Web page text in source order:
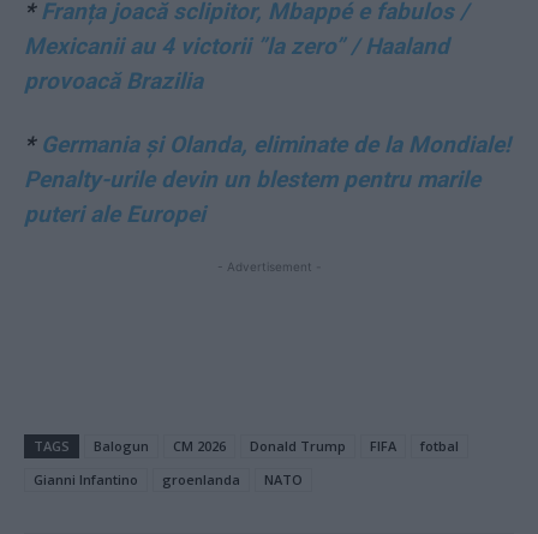
*Franța joacă sclipitor, Mbappé e fabulos /
Mexicanii au 4 victorii ”la zero” / Haaland
provoacă Brazilia
* Germania și Olanda, eliminate de la Mondiale!
Penalty-urile devin un blestem pentru marile
puteri ale Europei
- Advertisement -
TAGS Balogun CM 2026 Donald Trump FIFA
fotbal
Gianni Infantino
groenlanda NATO